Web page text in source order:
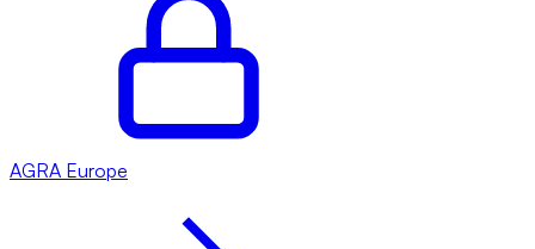
AGRA Europe